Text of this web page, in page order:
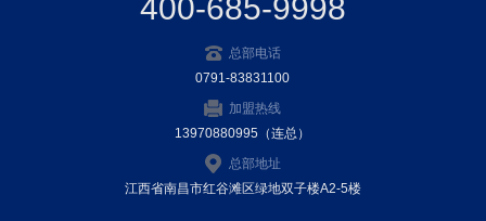
400-685-9998
总部电话
0791-83831100
加盟热线
13970880995（连总）
总部地址
江西省南昌市红谷滩区绿地双子楼A2-5楼